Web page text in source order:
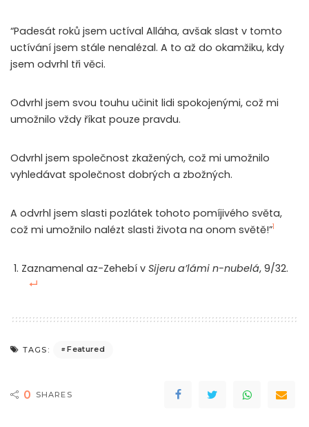
“Padesát roků jsem uctíval Alláha, avšak slast v tomto
uctívání jsem stále nenalézal. A to až do okamžiku, kdy
jsem odvrhl tři věci.
Odvrhl jsem svou touhu učinit lidi spokojenými, což mi
umožnilo vždy říkat pouze pravdu.
Odvrhl jsem společnost zkažených, což mi umožnilo
vyhledávat společnost dobrých a zbožných.
A odvrhl jsem slasti pozlátek tohoto pomíjivého světa,
což mi umožnilo nalézt slasti života na onom světě!”1
Zaznamenal az-Zehebí v Sijeru a’lámi n-nubelá, 9/32.
TAGS: Featured
0 SHARES